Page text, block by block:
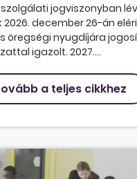
jogviszonyban
2026. december 26-án
öregségi nyugdíjára
igazolt. 2027....
a teljes cikkhez